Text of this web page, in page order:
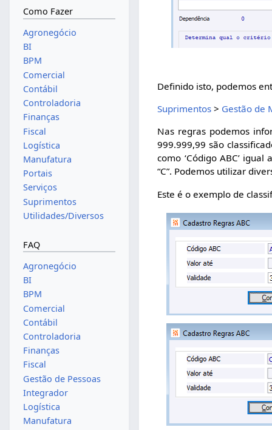
Definido isto, podemos
Suprimentos > Gestão de
Nas regras podemos
999.999,99 são
como ‘Código ABC’
“C”. Podemos utilizar
Este é o exemplo de
Como Fazer
Agronegócio
BI
BPM
Comercial
Contábil
Controladoria
Finanças
Fiscal
Logística
Manufatura
Portais
Serviços
Suprimentos
Utilidades/Diversos
FAQ
Agronegócio
BI
BPM
Comercial
Contábil
Controladoria
Finanças
Fiscal
Gestão de Pessoas
Integrador
Logística
Manufatura